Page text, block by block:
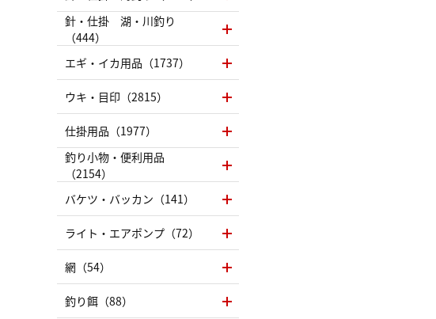
針・仕掛 湖・川釣り
（444）
エギ・イカ用品（1737）
ウキ・目印（2815）
仕掛用品（1977）
釣り小物・便利用品
（2154）
バケツ・バッカン（141）
ライト・エアポンプ（72）
網（54）
釣り餌（88）